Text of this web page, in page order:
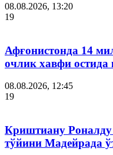
08.08.2026, 13:20
19
Афғонистонда 14
очлик хавфи остида
08.08.2026, 12:45
19
Криштиану
тўйини Мадейрада